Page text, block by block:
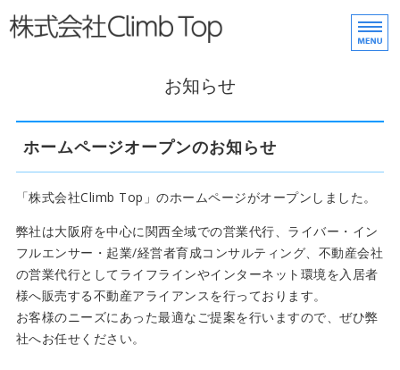
株式会社Climb Top（ク
ご挨拶
お問い合わせ
お知らせ
ホームページオープンのお知らせ
「株式会社Climb Top」のホームページがオープンしました。
弊社は大阪府を中心に関西全域での営業代行、ライバー・イン
フルエンサー・起業/経営者育成コンサルティング、不動産会社
の営業代行としてライフラインやインターネット環境を入居者
様へ販売する不動産アライアンスを行っております。
お客様のニーズにあった最適なご提案を行いますので、ぜひ弊
社へお任せください。